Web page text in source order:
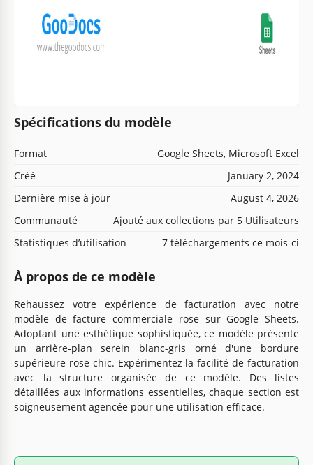
Spécifications du modèle
Format
Google Sheets, Microsoft Excel
Créé
January 2, 2024
Dernière mise à jour
August 4, 2026
Communauté
Ajouté aux collections par 5 Utilisateurs
Statistiques d’utilisation
7 téléchargements ce mois-ci
À propos de ce modèle
Rehaussez votre expérience de facturation avec notre
modèle de facture commerciale rose sur Google Sheets.
Adoptant une esthétique sophistiquée, ce modèle présente
un arrière-plan serein blanc-gris orné d'une bordure
supérieure rose chic. Expérimentez la facilité de facturation
avec la structure organisée de ce modèle. Des listes
détaillées aux informations essentielles, chaque section est
soigneusement agencée pour une utilisation efficace.